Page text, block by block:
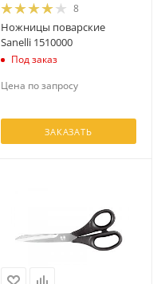
8
Ножницы поварские
Sanelli 1510000
Под заказ
Цена по запросу
ЗАКАЗАТЬ